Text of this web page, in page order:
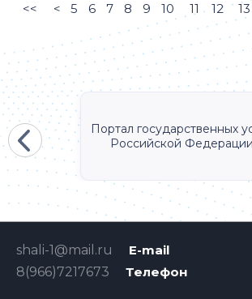
<< < 5 6 7 8 9 10 11 12 13
Портал государственных
Российской Федерации
E-mail
shali-1@mail.ru
Телефон
8(966)7217673